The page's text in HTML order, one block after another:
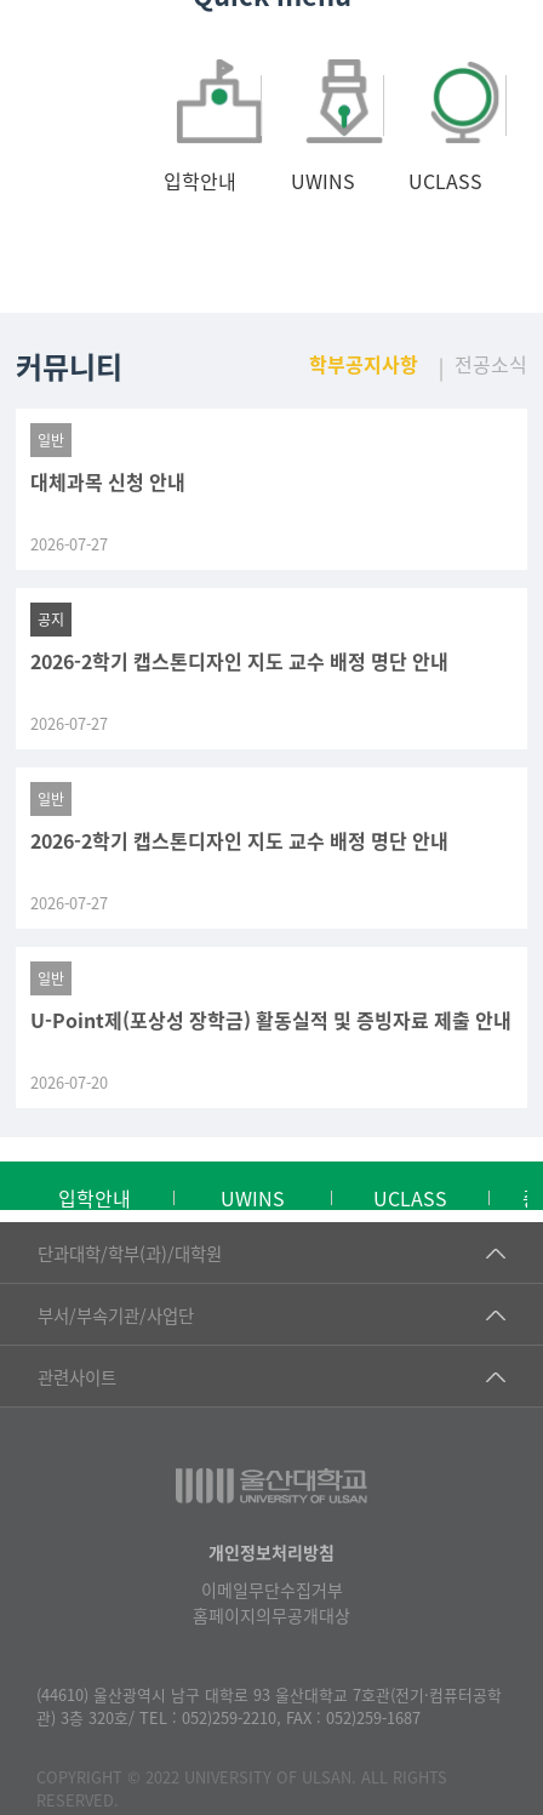
입학안내 UWINS UCLASS
커뮤니티 학부공지사항 전공소식
일반
대체과목 신청 안내
2026-07-27
공지
2026-2학기 캡스톤디자인 지도 교수 배정 명단 안내
2026-07-27
일반
2026-2학기 캡스톤디자인 지도 교수 배정 명단 안내
2026-07-27
일반
U-Point제(포상성 장학금) 활동실적 및 증빙자료 제출 안내
2026-07-20
입학안내 UWINS UCLASS
단과대학/학부(과)/대학원
■인문대학
▷국어국문학부
▷일본어·일본학과
▷프랑스어·프랑스학과
▷사회과학부
ㆍ행정학전공
부서/부속기관/사업단
공동기기센터
공학교육혁신센터
물리BK 미래혁신응집물질물리인재교육연구단
미래기술혁신융합형인재양성센터
반구대암각화유적보존연구소
관련사이트
건강가정지원센터
교수협의회
온라인 기술거래 플랫폼
울산대학교 총동문회
캠퍼스안전관리
개인정보처리방침
이메일무단수집거부
홈페이지의무공개대상
(44610) 울산광역시 남구 대학로 93 울산대학교 7호관(전기·컴퓨터공학
관) 3층 320호/ TEL : 052)259-2210, FAX : 052)259-1687
COPYRIGHT © 2022 UNIVERSITY OF ULSAN. ALL RIGHTS
RESERVED.